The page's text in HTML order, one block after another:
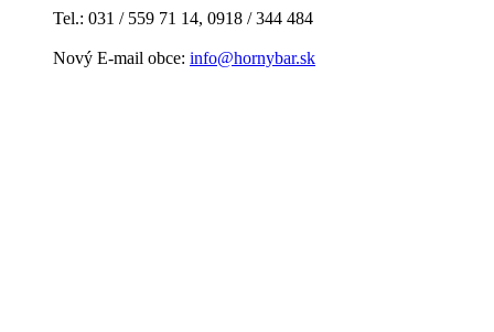
Tel.: 031 / 559 71 14, 0918 / 344 484
Nový E-mail obce: info@hornybar.sk